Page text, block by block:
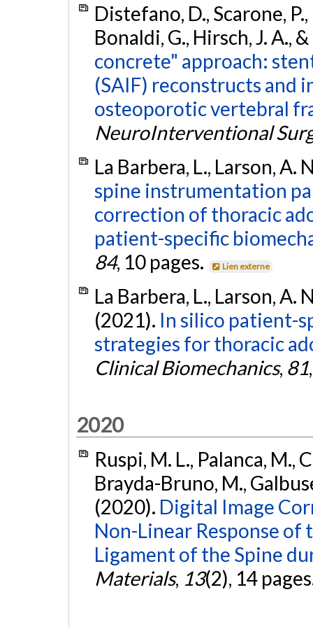
Distefano, D., Scarone,
Bonaldi, G., Hirsch, J. A.,
concrete" approach:
(SAIF) reconstructs and
osteoporotic vertebral
NeuroInterventional
La Barbera, L., Larson, A.
spine instrumentation
correction of thoracic
patient-specific
84, 10 pages. Lien externe
La Barbera, L., Larson, A.
(2021). In silico patient-
strategies for thoracic
Clinical Biomechanics, 81
2020
Ruspi, M. L., Palanca, M.,
Brayda-Bruno, M.,
(2020). Digital Image
Non-Linear Response
Ligament of the Spine
Materials, 13(2), 14